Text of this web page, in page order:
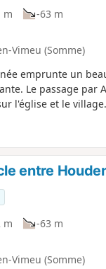
m
-63 m
Vimeu (Somme)
emprunte un
Le passage par
l'église et le
entre
m
-63 m
Vimeu (Somme)